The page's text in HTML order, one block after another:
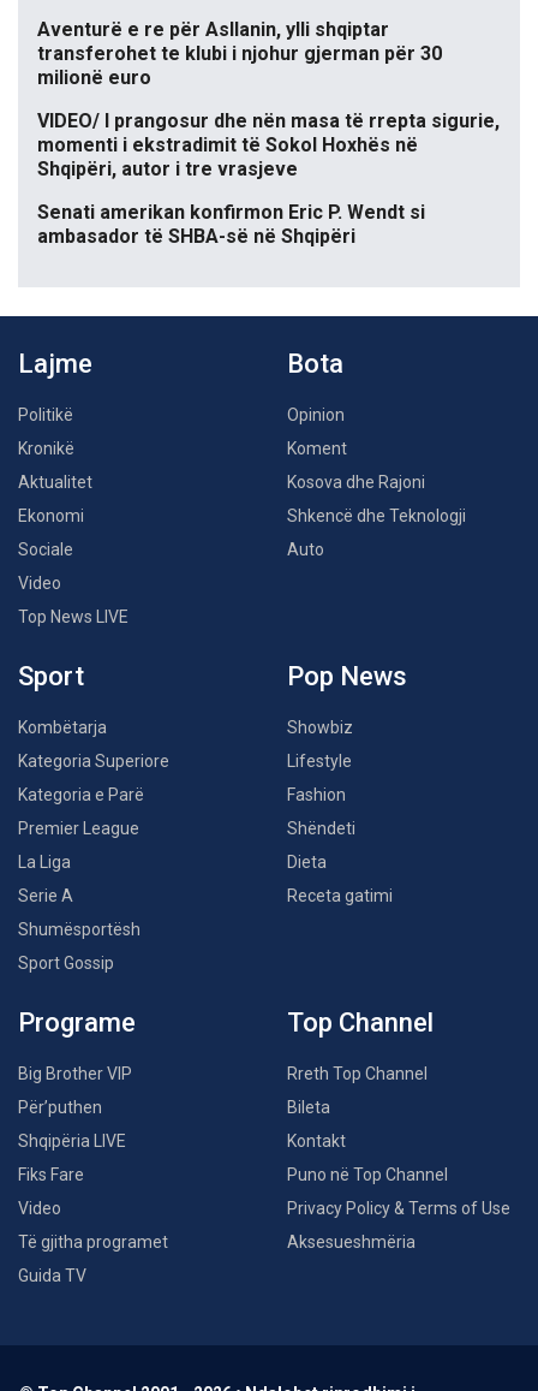
Aventurë e re për Asllanin, ylli shqiptar
transferohet te klubi i njohur gjerman për 30
milionë euro
VIDEO/ I prangosur dhe nën masa të rrepta sigurie,
momenti i ekstradimit të Sokol Hoxhës në
Shqipëri, autor i tre vrasjeve
Senati amerikan konfirmon Eric P. Wendt si
ambasador të SHBA-së në Shqipëri
Lajme
Politikë
Kronikë
Aktualitet
Ekonomi
Sociale
Video
Top News LIVE
Bota
Opinion
Koment
Kosova dhe Rajoni
Shkencë dhe Teknologji
Auto
Sport
Kombëtarja
Kategoria Superiore
Kategoria e Parë
Premier League
La Liga
Serie A
Shumësportësh
Sport Gossip
Pop News
Showbiz
Lifestyle
Fashion
Shëndeti
Dieta
Receta gatimi
Programe
Big Brother VIP
Për’puthen
Shqipëria LIVE
Fiks Fare
Video
Të gjitha programet
Guida TV
Top Channel
Rreth Top Channel
Bileta
Kontakt
Puno në Top Channel
Privacy Policy & Terms of Use
Aksesueshmëria